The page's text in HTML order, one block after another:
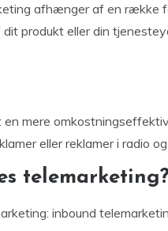
afhænger af en række
produkt eller din
mere
eller reklamer i radio
telemarketing?
inbound